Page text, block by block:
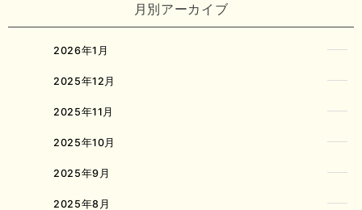
月別アーカイブ
2026年1月
2025年12月
2025年11月
2025年10月
2025年9月
2025年8月